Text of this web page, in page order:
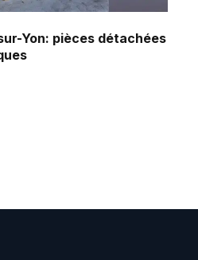
Yon: pièces détachées